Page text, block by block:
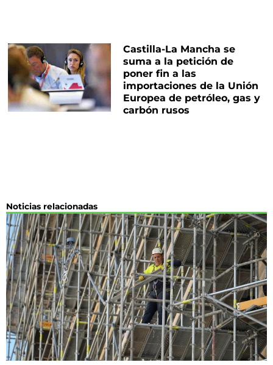
Castilla-La Mancha se
suma a la petición de
poner fin a las
importaciones de la Unión
Europea de petróleo, gas y
carbón rusos
Noticias relacionadas